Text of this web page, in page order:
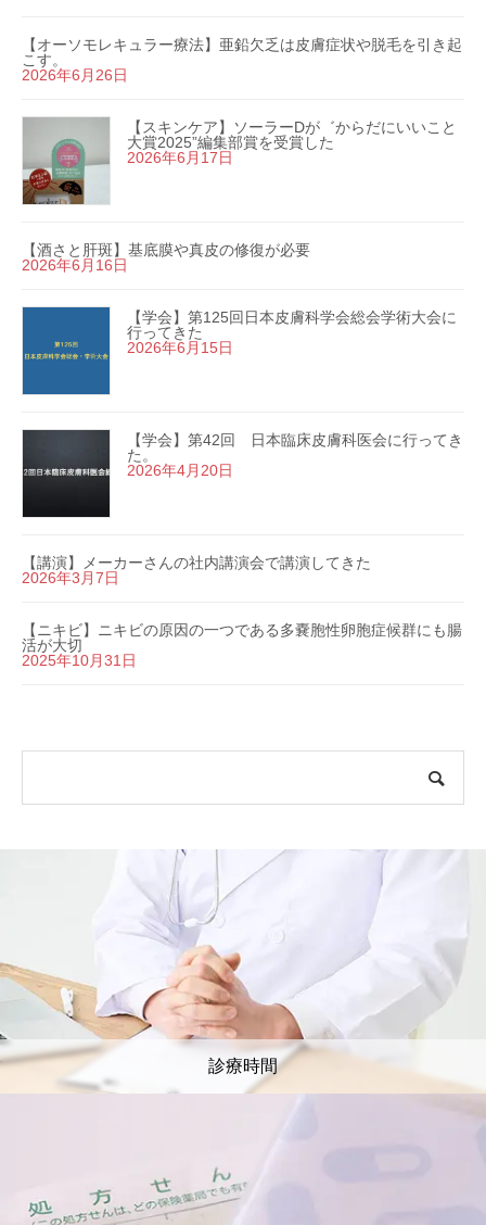
【オーソモレキュラー療法】亜鉛欠乏は皮膚症状や脱毛を引き起
こす。
2026年6月26日
【スキンケア】ソーラーDが゛からだにいいこと
大賞2025”編集部賞を受賞した
2026年6月17日
【酒さと肝斑】基底膜や真皮の修復が必要
2026年6月16日
【学会】第125回日本皮膚科学会総会学術大会に
行ってきた
2026年6月15日
【学会】第42回 日本臨床皮膚科医会に行ってき
た。
2026年4月20日
【講演】メーカーさんの社内講演会で講演してきた
2026年3月7日
【ニキビ】ニキビの原因の一つである多嚢胞性卵胞症候群にも腸
活が大切
2025年10月31日
診療時間